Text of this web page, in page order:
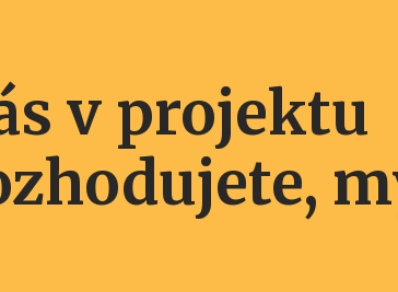
v projektu